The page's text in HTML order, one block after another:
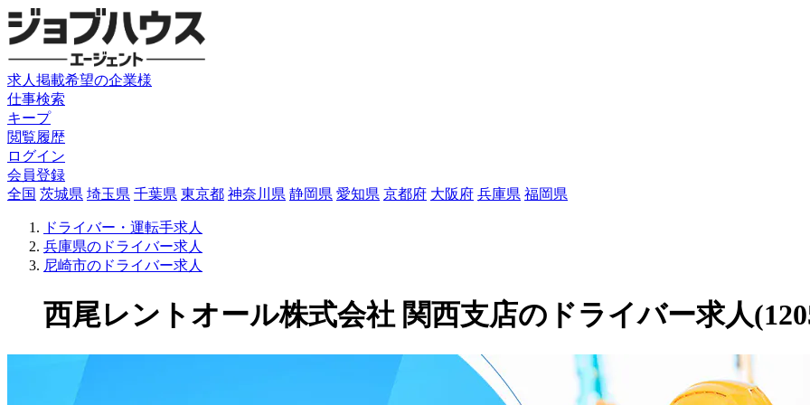
求人掲載希望の企業様
仕事検索
キープ
閲覧履歴
ログイン
会員登録
全国 茨城県 埼玉県 千葉県 東京都 神奈川県 静岡県 愛知県 京都府 大阪府 兵庫県 福岡県
ドライバー・運転手求人
兵庫県のドライバー求人
尼崎市のドライバー求人
西尾レントオール株式会社 関西支店のドライバー求人